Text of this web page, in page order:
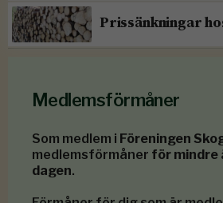
Prissänkningar
Medlemsförmåner
Som medlem i Föreningen
medlemsförmåner för mindre
dagen.